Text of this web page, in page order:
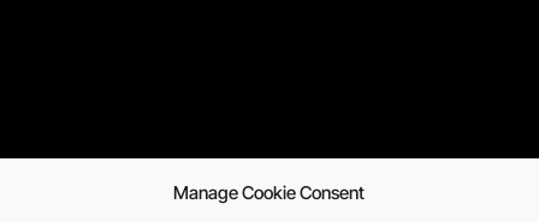
Manage Cookie Consent